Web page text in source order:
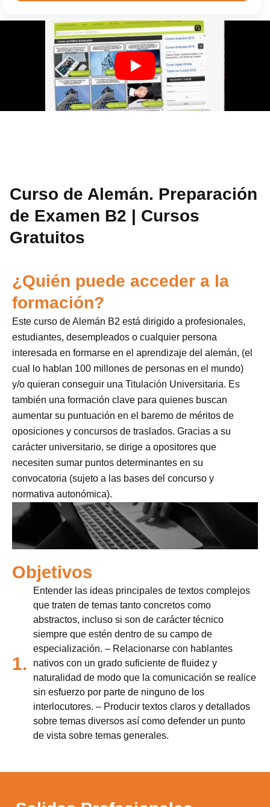
Curso de Alemán. Preparación
de Examen B2 | Cursos
Gratuitos
¿Quién puede acceder a la
formación?
Este curso de Alemán B2 está dirigido a profesionales,
estudiantes, desempleados o cualquier persona
interesada en formarse en el aprendizaje del alemán, (el
cual lo hablan 100 millones de personas en el mundo)
y/o quieran conseguir una Titulación Universitaria. Es
también una formación clave para quienes buscan
aumentar su puntuación en el baremo de méritos de
oposiciones y concursos de traslados. Gracias a su
carácter universitario, se dirige a opositores que
necesiten sumar puntos determinantes en su
convocatoria (sujeto a las bases del concurso y
normativa autonómica).
Objetivos
1.
Entender las ideas principales de textos complejos
que traten de temas tanto concretos como
abstractos, incluso si son de carácter técnico
siempre que estén dentro de su campo de
especialización. – Relacionarse con hablantes
nativos con un grado suficiente de fluidez y
naturalidad de modo que la comunicación se realice
sin esfuerzo por parte de ninguno de los
interlocutores. – Producir textos claros y detallados
sobre temas diversos así como defender un punto
de vista sobre temas generales.